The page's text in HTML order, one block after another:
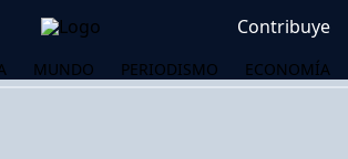
Contribuye
MUNDO PERIODISMO ECONOMÍA